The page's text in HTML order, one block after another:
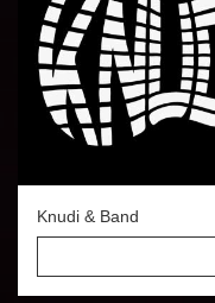
Knudi & Band